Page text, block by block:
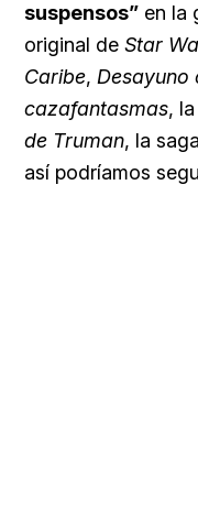
suspensos” en la
original de Star
Caribe, Desayuno
cazafantasmas,
de Truman, la
así podríamos